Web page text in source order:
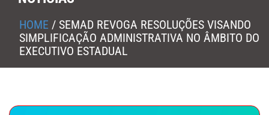
HOME / SEMAD REVOGA RESOLUÇÕES VISANDO
SIMPLIFICAÇÃO ADMINISTRATIVA NO ÂMBITO DO
EXECUTIVO ESTADUAL